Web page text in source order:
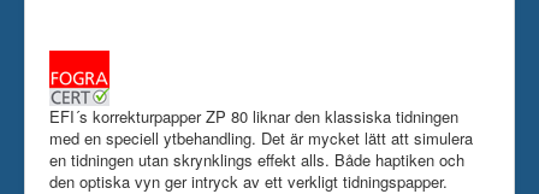
EFI´s korrekturpapper ZP 80 liknar den klassiska tidningen
med en speciell ytbehandling. Det är mycket lätt att simulera
en tidningen utan skrynklings effekt alls. Både haptiken och
den optiska vyn ger intryck av ett verkligt tidningspapper.